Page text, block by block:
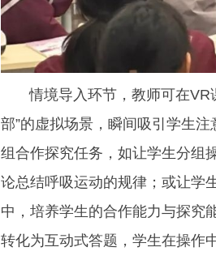
情境导入环节，教师可在VR
部”的虚拟场景，瞬间吸引学生
组合作探究任务，如让学生分组
论总结呼吸运动的规律；或让学
中，培养学生的合作能力与探究
转化为互动式答题，学生在操作